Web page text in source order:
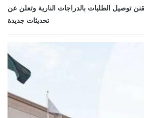
توصيل الطلبات بالدراجات النارية وتعلن عن
تحديثات جديدة